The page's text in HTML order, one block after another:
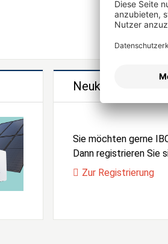
Neukunden
Sie möchten gerne
Dann registrieren Sie
Zur Registrierung